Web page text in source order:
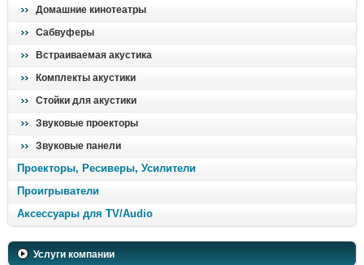
Домашние кинотеатры
Сабвуферы
Встраиваемая акустика
Комплекты акустики
Стойки для акустики
Звуковые проекторы
Звуковые панели
Проекторы, Ресиверы, Усилители
Проигрыватели
Аксессуары для TV/Audio
Услуги компании